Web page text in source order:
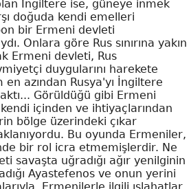
İngiltere ise, güneye inmek
doğuda kendi emelleri
bir Ermeni devleti
Onlara göre Rus sınırına yakın
Ermeni devleti, Rus
duygularını harekete
azından Rusya'yı İngiltere
Görüldüğü gibi Ermeni
içinden ve ihtiyaçlarından
bölge üzerindeki çıkar
Bu oyunda Ermeniler,
bir rol icra etmemişlerdir. Ne
savaşta uğradığı ağır yenilginin
Ayastefenos ve onun yerini